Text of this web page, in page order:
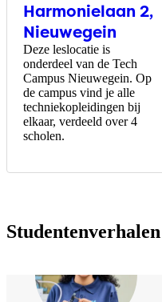
Harmonielaan 2,
Nieuwegein
Deze leslocatie is
onderdeel van de Tech
Campus Nieuwegein. Op
de campus vind je alle
techniekopleidingen bij
elkaar, verdeeld over 4
scholen.
Studentenverhalen